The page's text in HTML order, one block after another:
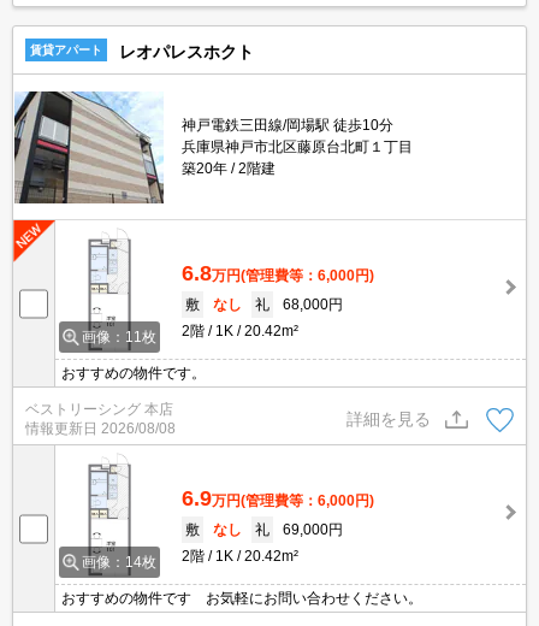
賃貸アパート レオパレスホクト
神戸電鉄三田線/岡場駅 徒歩10分
兵庫県神戸市北区藤原台北町１丁目
築20年
2階建
画像：11枚
6.8万円(管理費等：6,000円)
敷
なし 礼
68,000円
2階
1K 20.42m²
おすすめの物件です。
ベストリーシング 本店
情報更新日 2026/08/08
詳細を見る
画像：14枚
6.9万円(管理費等：6,000円)
敷
なし 礼
69,000円
2階
1K 20.42m²
おすすめの物件です お気軽にお問い合わせください。